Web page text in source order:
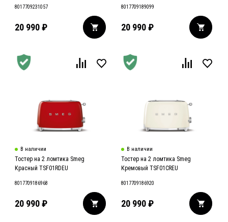
8017709231057
20 990₽
8017709189099
20 990 ₽
В наличии
Тостер на 2 ломтика Smeg
Красный TSF01RDEU
8017709186968
20 990₽
В наличии
Тостер на 2 ломтика Smeg
Кремовый TSF01CREU
8017709186920
20 990 ₽